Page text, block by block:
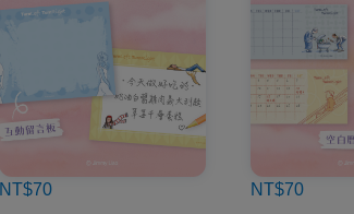
NT$70 NT$70